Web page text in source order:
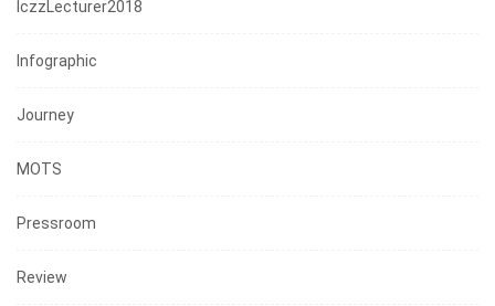
IczzLecturer2018
Infographic
Journey
MOTS
Pressroom
Review